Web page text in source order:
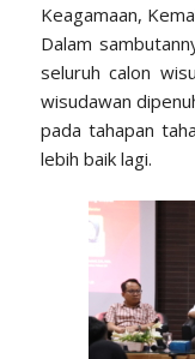
Keagamaan,
Dalam
seluruh calon
wisudawan
pada tahapan
lebih baik lagi.